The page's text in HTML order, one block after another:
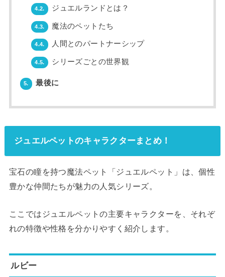
4.2. ジュエルランドとは？
4.3. 魔法のペットたち
4.4. 人間とのパートナーシップ
4.5. シリーズごとの世界観
5. 最後に
ジュエルペットのキャラクターまとめ！
宝石の瞳を持つ魔法ペット「ジュエルペット」は、個性
豊かな仲間たちが魅力の人気シリーズ。
ここではジュエルペットの主要キャラクターを、それぞ
れの特徴や性格を分かりやすく紹介します。
ルビー